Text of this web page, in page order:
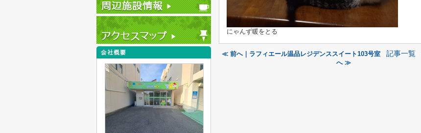
にゃんず暖をとる
≪ 前へ｜ラフィエール温品レジデンススイート103号室 記事一覧
へ ≫